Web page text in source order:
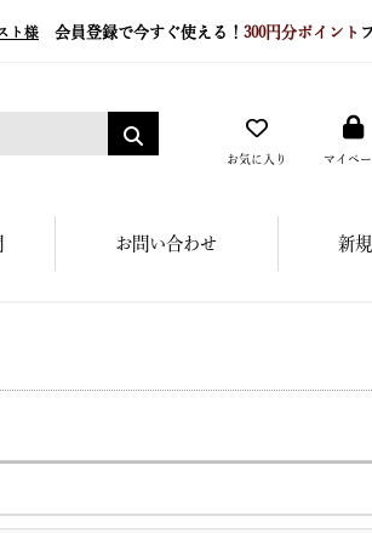
ト様 会員登録で今すぐ使える！ 300円分ポイント
お気に入り マイペ
お問い合わせ 新